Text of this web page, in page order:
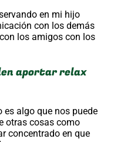
en mi hijo
con los demás
los amigos con los
aportar relax
es algo que nos puede
otras cosas como
concentrado en que